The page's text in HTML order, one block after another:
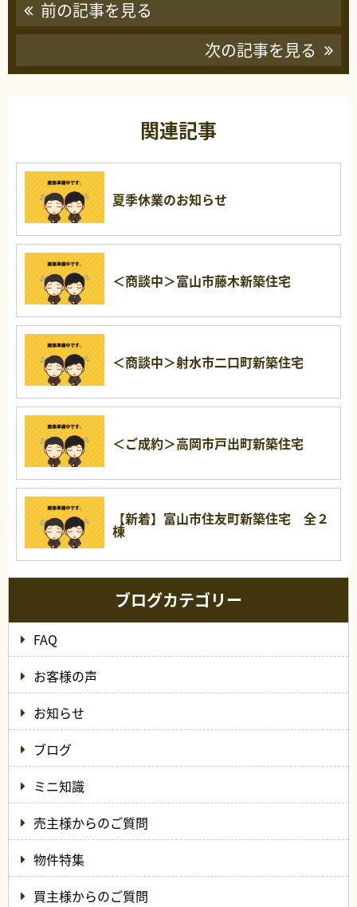
前の記事を見る
次の記事を見る
関連記事
夏季休業のお知らせ
＜商談中＞富山市藤木新築住宅
＜商談中＞射水市二口町新築住宅
＜ご成約＞高岡市戸出町新築住宅
【新着】富山市住友町新築住宅 全２
棟
ブログカテゴリー
FAQ
お客様の声
お知らせ
ブログ
ミニ知識
売主様からのご質問
物件特集
買主様からのご質問